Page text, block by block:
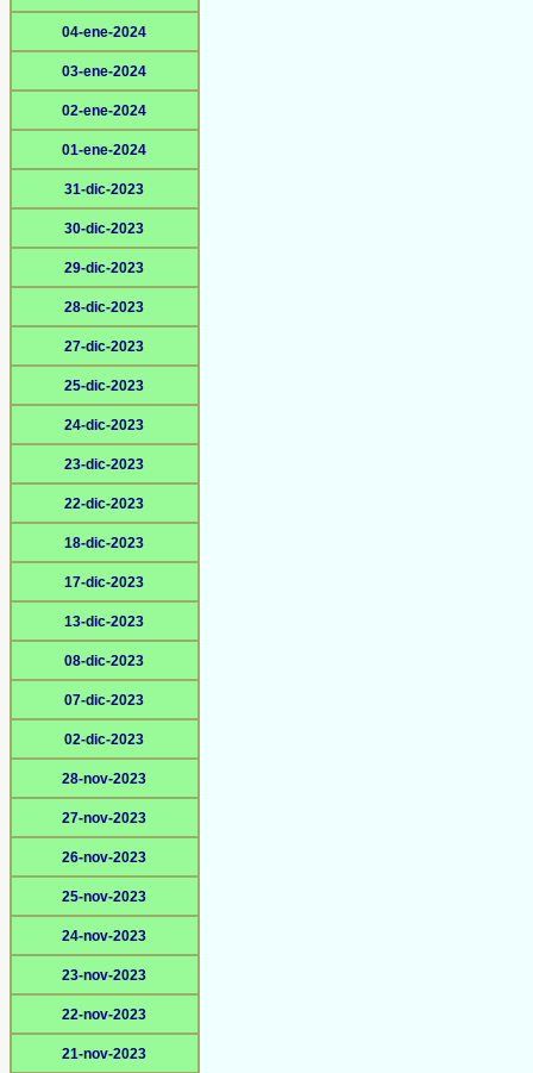
04-ene-2024
03-ene-2024
02-ene-2024
01-ene-2024
31-dic-2023
30-dic-2023
29-dic-2023
28-dic-2023
27-dic-2023
25-dic-2023
24-dic-2023
23-dic-2023
22-dic-2023
18-dic-2023
17-dic-2023
13-dic-2023
08-dic-2023
07-dic-2023
02-dic-2023
28-nov-2023
27-nov-2023
26-nov-2023
25-nov-2023
24-nov-2023
23-nov-2023
22-nov-2023
21-nov-2023